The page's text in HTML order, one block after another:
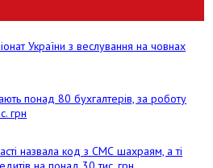
України з веслування на човнах
понад 80 бухгалтерів, за роботу
грн
назвала код з СМС шахраям, а ті